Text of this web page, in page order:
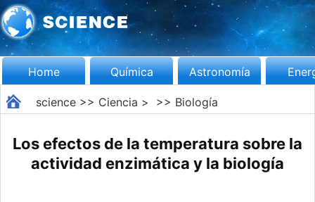
Home Química Astronomía
science>> Ciencia > >> Biología
Los efectos de la temperatura sobre la
actividad enzimática y la biología